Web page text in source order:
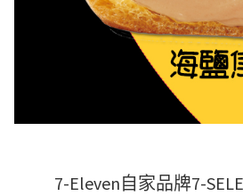
7-Eleven自家品牌7-